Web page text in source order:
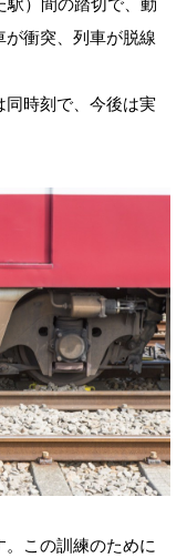
衝突、列車が脱線
同時刻で、今後は実
この訓練のために